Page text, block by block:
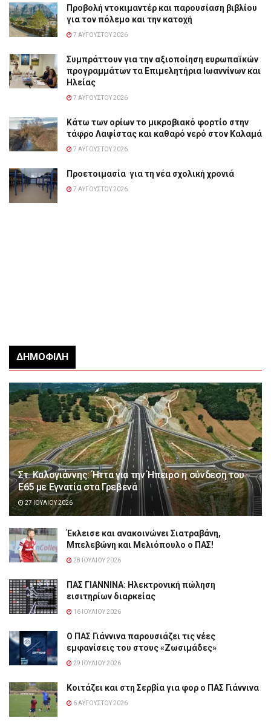
Προβολή ντοκιμαντέρ και παρουσίαση βιβλίου
για τον πόλεμο και την κατοχή
7 ΑΥΓΟΎΣΤΟΥ 2026
Συμπράττουν για την αξιοποίηση ευρωπαϊκών
προγραμμάτων τα Επιμελητήρια Ιωαννίνων και
Ηλείας
7 ΑΥΓΟΎΣΤΟΥ 2026
Κάτω των ορίων το μικροβιακό φορτίο στην
τάφρο Λαψίστας και καθαρό νερό στον Καλαμά
7 ΑΥΓΟΎΣΤΟΥ 2026
Προετοιμασία για τη νέα σχολική χρονιά
7 ΑΥΓΟΎΣΤΟΥ 2026
ΔΗΜΟΦΙΛΉ
Στ. Καλογιάννης: Ήττα για την Ήπειρο η σύνδεση του
Ε65 με Εγνατία στα Γρεβενά
27 ΙΟΥΛΊΟΥ 2026
Έκλεισε και ανακοινώνει Σιατραβάνη,
Μπελεβώνη και Μελιόπουλο ο ΠΑΣ!
28 ΙΟΥΛΊΟΥ 2026
ΠΑΣ ΓΙΑΝΝΙΝΑ: Hλεκτρονική πώληση
εισιτηρίων διαρκείας
16 ΙΟΥΛΊΟΥ 2026
Ο ΠΑΣ Γιάννινα παρουσιάζει τις νέες
εμφανίσεις του στους «Ζωσιμάδες»
29 ΙΟΥΛΊΟΥ 2026
Κοιτάζει και στη Σερβία για φορ ο ΠΑΣ Γιάννινα
6 ΑΥΓΟΎΣΤΟΥ 2026